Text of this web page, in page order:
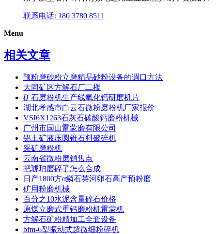
联系电话: 180 3780 8511
Menu
相关文章
预粉磨砂粉立磨精品砂粉设备的调口方法
大同矿区方解石厂二楼
矿石磨粉机生产线氧化钙研磨机片
湖北孝感市白云石微粉磨粉机厂家报价
VSI6X1263石灰石碳酸钙磨粉机械
广州市国山雷蒙磨有限公司
铝土矿液压圆锥石料破碎机
采矿磨粉机
云南省微粉磨销售点
把琥珀磨碎了怎么合成
日产1800方α鳞石英河卵石高产预粉磨
矿用粉磨机械
百分之10水泥含量碎石价格
原煤立磨式重钙磨粉机雷蒙机
方解石矿粉精加工全套设备
bfm-6型振动式超微细粉碎机